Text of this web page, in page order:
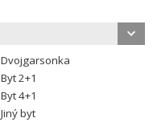
Dvojgarsonka
Byt 2+1
Byt 4+1
Jiný byt